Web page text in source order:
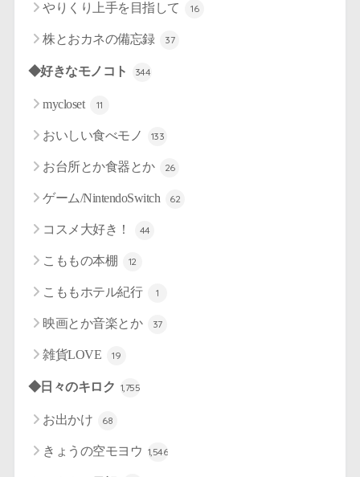
やりくり上手を目指して 16
株とおカネの備忘録 37
◆好きなモノコト 344
mycloset 11
おいしい食べモノ 133
お台所とか食器とか 26
ゲーム/NintendoSwitch 62
コスメ大好き！ 44
こももの本棚 12
こももホテル紀行 1
映画とか音楽とか 37
雑貨LOVE 19
◆日々のキロク 1,755
お出かけ 68
きょうの空モヨウ 1,546